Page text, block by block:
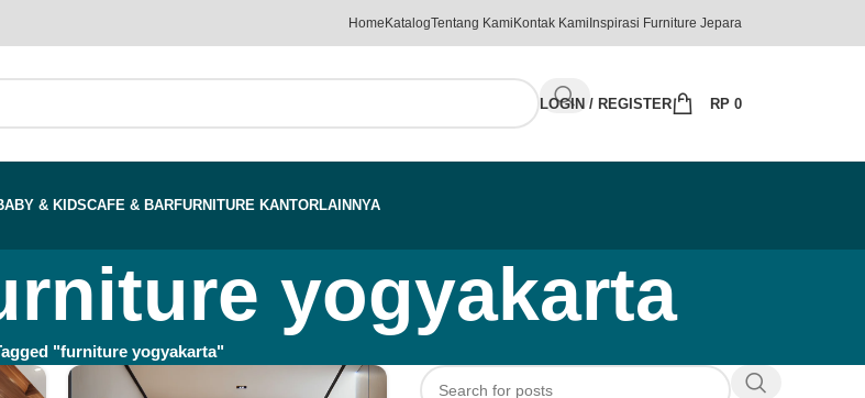
Home KatalogTentang Kami Kontak Kami Inspirasi Furniture Jepara
LOGIN / REGISTER RP 0
& KIDSCAFE & BARFURNITURE KANTORLAINNYA
yogyakarta
"furniture yogyakarta"